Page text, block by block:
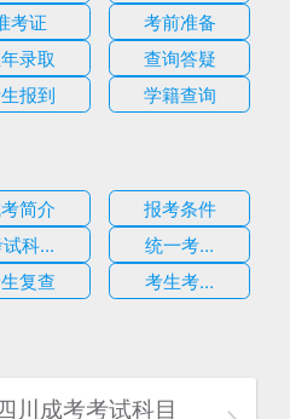
考证
考前准备
录取
查询答疑
报到 学籍查询
简介
报考条件
科...
统一考...
复查 考生考...
川成考考试科目